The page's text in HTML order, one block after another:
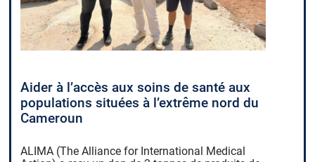
Aider à l’accès aux soins de santé aux
populations situées à l’extrême nord du
Cameroun
ALIMA (The Alliance for International Medical